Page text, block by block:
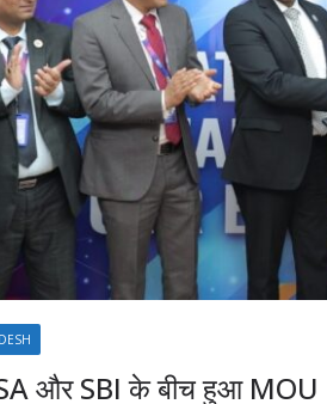
और SBI के बीच हुआ MOU